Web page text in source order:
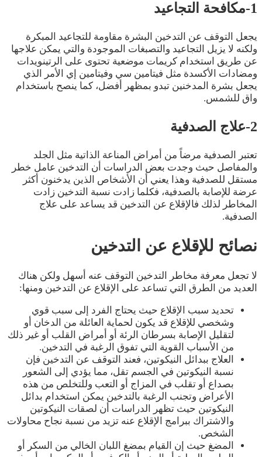
1-مكافحة التجاعيد
يجعل التوقف عن التدخين البشرة مقاومة للتجاعيد المبكرة
ولكنه لا يزيل التجاعيد والتصبغات الموجودة والتي يمكن علاجها
عن طريق استخدام كريمات موضعية تحتوى على الرتينويدات
ومضادات الأكسدة مثل فيتامين سي وفيتامين إي الأمر الذي
يجعل بشرة المدخنين تبدو بمظهر أفضل، كما ينصح باستخدام
واق للشمس.
2-علاج الصدفية
تعتبر الصدفية مرضاً من أمراض المناعة الذاتية مثل الجلد
والمفاصل حيث وجدت بعض الدراسات أن التدخين عامل خطر
مستقل للصدفية وهذا يعني أن الأشخاص الذين يدخنون أكثر
عرضة للإصابة بالصدفية، فكلما زادت نسبة التدخين زادت
المخاطر لذلك فالإقلاع عن التدخين قد يساعد على علاج
الصدفية.
نصائح للإقلاع عن التدخين
لا تجعل معرفة مخاطر التدخين التوقف عنه أسهل ولكن هناك
العديد من الطرق التي تساعد على الإقلاع عن التدخين ومنها:
تحديد سبب الإقلاع حيث يحتاج الفرد إلى سبب قوي
وشخصي للإقلاع قد يكون لحماية العائلة من الدخان أو
لتقليل الإصابة بسرطان الرئة أو أمراض القلب أو غير ذلك
من الأسباب القوية التي تفوق الرغبة في التدخين.
العلاج ببدائل النيكوتين، فعند التوقف عن التدخين فإن
نسبة النيكوتين في الجسم تقل، مما يؤدي إلى الشعور
بصداع أو تقلب في المزاج أو التعب وللتخلص من هذه
الأعراض وتجنب الرغبة بالتدخين يمكن استخدام بدائل
النيكوتين حيث تظهر الدراسات أن لصقات النيكوتين
والاشتراك ببرامج الإقلاع عنه تزيد من نسبة نجاح محاولات
الشخص.
المضغ حيث إن القيام بمضغ اللبان الخالي من السكر أو